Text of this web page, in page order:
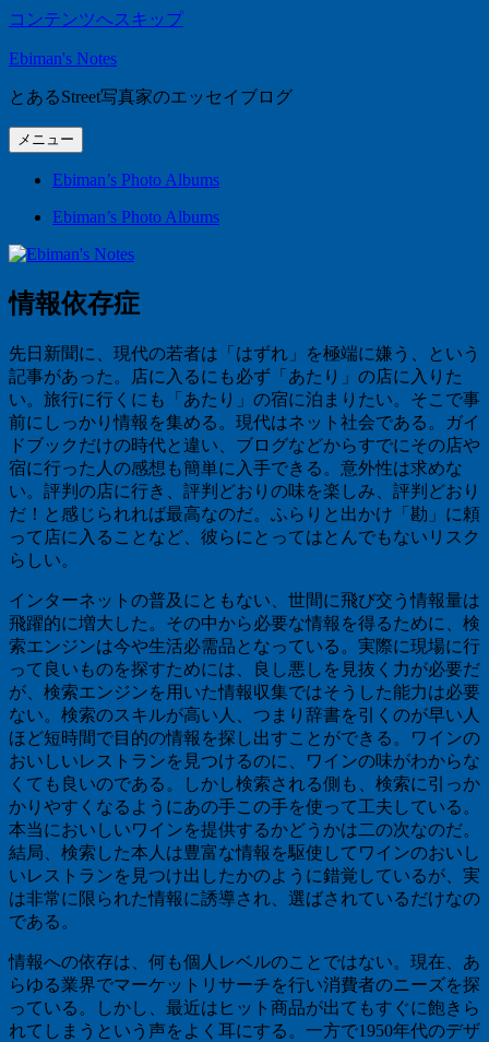
コンテンツへスキップ
Ebiman's Notes
とあるStreet写真家のエッセイブログ
メニュー
Ebiman’s Photo Albums
Ebiman’s Photo Albums
情報依存症
先日新聞に、現代の若者は「はずれ」を極端に嫌う、という
記事があった。店に入るにも必ず「あたり」の店に入りた
い。旅行に行くにも「あたり」の宿に泊まりたい。そこで事
前にしっかり情報を集める。現代はネット社会である。ガイ
ドブックだけの時代と違い、ブログなどからすでにその店や
宿に行った人の感想も簡単に入手できる。意外性は求めな
い。評判の店に行き、評判どおりの味を楽しみ、評判どおり
だ！と感じられれば最高なのだ。ふらりと出かけ「勘」に頼
って店に入ることなど、彼らにとってはとんでもないリスク
らしい。
インターネットの普及にともない、世間に飛び交う情報量は
飛躍的に増大した。その中から必要な情報を得るために、検
索エンジンは今や生活必需品となっている。実際に現場に行
って良いものを探すためには、良し悪しを見抜く力が必要だ
が、検索エンジンを用いた情報収集ではそうした能力は必要
ない。検索のスキルが高い人、つまり辞書を引くのが早い人
ほど短時間で目的の情報を探し出すことができる。ワインの
おいしいレストランを見つけるのに、ワインの味がわからな
くても良いのである。しかし検索される側も、検索に引っか
かりやすくなるようにあの手この手を使って工夫している。
本当においしいワインを提供するかどうかは二の次なのだ。
結局、検索した本人は豊富な情報を駆使してワインのおいし
いレストランを見つけ出したかのように錯覚しているが、実
は非常に限られた情報に誘導され、選ばされているだけなの
である。
情報への依存は、何も個人レベルのことではない。現在、あ
らゆる業界でマーケットリサーチを行い消費者のニーズを探
っている。しかし、最近はヒット商品が出てもすぐに飽きら
れてしまうという声をよく耳にする。一方で1950年代のデザ